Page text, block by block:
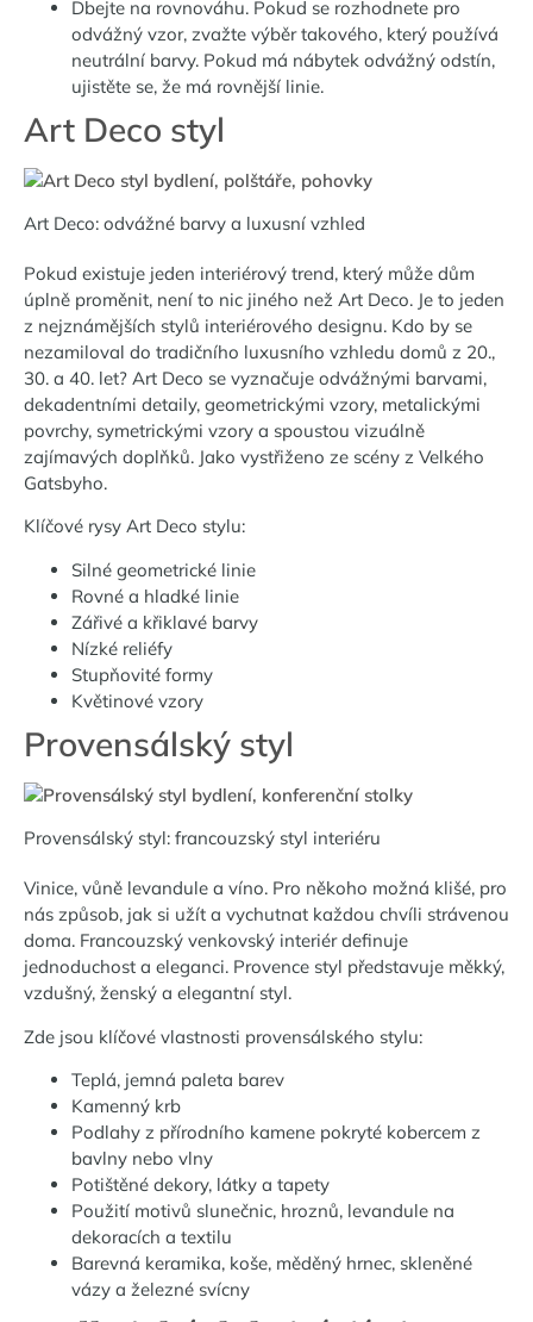
Dbejte na rovnováhu. Pokud se rozhodnete pro
odvážný vzor, ​​zvažte výběr takového, který používá
neutrální barvy. Pokud má nábytek odvážný odstín,
ujistěte se, že má rovnější linie.
Art Deco styl
Art Deco: odvážné barvy a luxusní vzhled
Pokud existuje jeden interiérový trend, který může dům
úplně proměnit, není to nic jiného než Art Deco. Je to jeden
z nejznámějších stylů interiérového designu. Kdo by se
nezamiloval do tradičního luxusního vzhledu domů z 20.,
30. a 40. let? Art Deco se vyznačuje odvážnými barvami,
dekadentními detaily, geometrickými vzory, metalickými
povrchy, symetrickými vzory a spoustou vizuálně
zajímavých doplňků. Jako vystřiženo ze scény z Velkého
Gatsbyho.
Klíčové rysy Art Deco stylu:
Silné geometrické linie
Rovné a hladké linie
Zářivé a křiklavé barvy
Nízké reliéfy
Stupňovité formy
Květinové vzory
Provensálský styl
Provensálský styl: francouzský styl interiéru
Vinice, vůně levandule a víno. Pro někoho možná klišé, pro
nás způsob, jak si užít a vychutnat každou chvíli strávenou
doma. Francouzský venkovský interiér definuje
jednoduchost a eleganci. Provence styl představuje měkký,
vzdušný, ženský a elegantní styl.
Zde jsou klíčové vlastnosti provensálského stylu:
Teplá, jemná paleta barev
Kamenný krb
Podlahy z přírodního kamene pokryté kobercem z
bavlny nebo vlny
Potištěné dekory, látky a tapety
Použití motivů slunečnic, hroznů, levandule na
dekoracích a textilu
Barevná keramika, koše, měděný hrnec, skleněné
vázy a železné svícny